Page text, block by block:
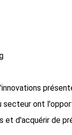
ont
et d'acquérir de